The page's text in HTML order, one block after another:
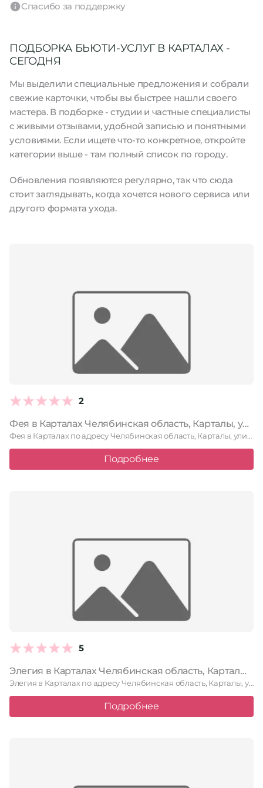
Спасибо за поддержку
ПОДБОРКА БЬЮТИ-УСЛУГ В КАРТАЛАХ -
СЕГОДНЯ
Мы выделили специальные предложения и собрали
свежие карточки, чтобы вы быстрее нашли своего
мастера. В подборке - студии и частные специалисты
с живыми отзывами, удобной записью и понятными
условиями. Если ищете что-то конкретное, откройте
категории выше - там полный список по городу.
Обновления появляются регулярно, так что сюда
стоит заглядывать, когда хочется нового сервиса или
другого формата ухода.
2
Фея в Карталах Челябинская область, Карталы, улица Пушкина, 13
Фея в Карталах по адресу Челябинская область, Карталы, улица Пушкина, …
Подробнее
5
Элегия в Карталах Челябинская область, Карталы, улица Славы, 2, 1 этаж
Элегия в Карталах по адресу Челябинская область, Карталы, улица Славы, …
Подробнее